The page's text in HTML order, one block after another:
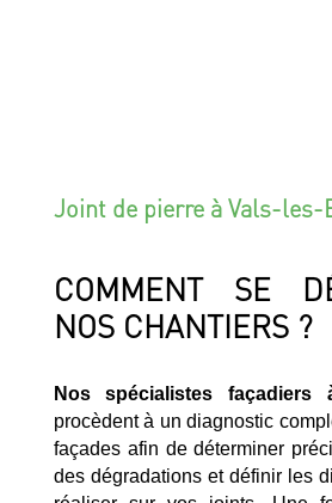
Joint de pierre à Vals-les-
COMMENT SE
NOS CHANTIERS ?
Nos spécialistes façadiers
procèdent à un diagnostic
façades afin de déterminer
des dégradations et définir les